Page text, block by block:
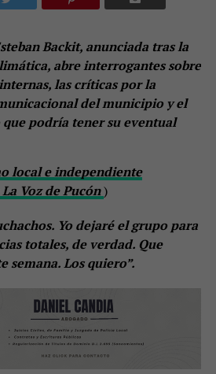
Backit, anunciada tras la
abre interrogantes sobre
las críticas por la
del municipio y el
podría tener su eventual
local e independiente
Voz de Pucón)
Yo dejaré el grupo para
totales, de verdad. Que
semana. Los quiero”.